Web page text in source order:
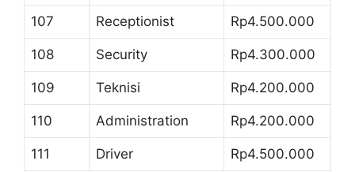
107 Receptionist Rp4.500.000
108 Security Rp4.300.000
109 Teknisi Rp4.200.000
110 Administration Rp4.200.000
111 Driver Rp4.500.000